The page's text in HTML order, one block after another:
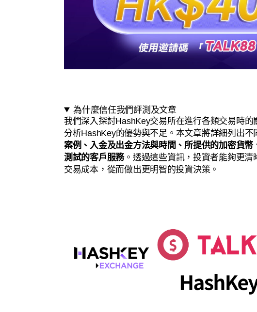
為什麼信任我們評測及文章
我們深入探討HashKey交易所在進行各類交易時
分析HashKey的優勢與不足。本文章將詳細列出不
案例、入金及出金方法與時間、所提供的加密貨
測試的客戶服務。透過這些資訊，投資者能夠更清
交易成本，從而做出更明智的投資決策。